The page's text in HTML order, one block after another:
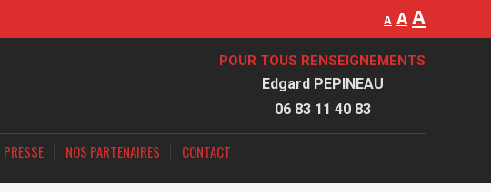
A A A
POUR TOUS RENSEIGNEMENTS
Edgard PEPINEAU
06 83 11 40 83
PRESSE NOS PARTENAIRES CONTACT